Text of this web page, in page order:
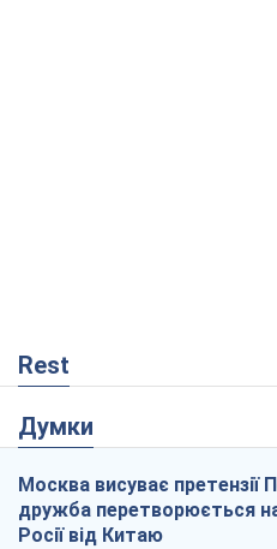
Rest
Думки
Москва висуває претензії
дружба перетворюється
Росії від Китаю